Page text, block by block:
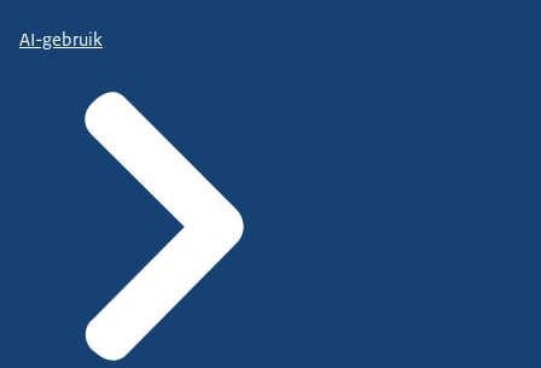
AI-gebruik